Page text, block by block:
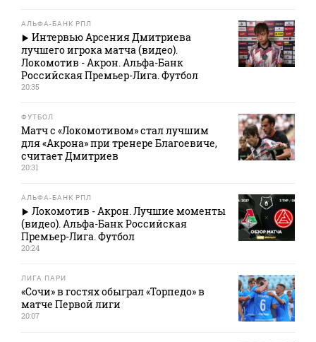
АЛЬФА-БАНК РПЛ
Интервью Арсения Дмитриева
лучшего игрока матча (видео).
Локомотив - Акрон. Альфа-Банк
Российская Премьер-Лига. Футбол
20:35
ФУТБОЛ
Матч с «Локомотивом» стал лучшим
для «Акрона» при тренере Благоевиче,
считает Дмитриев
20:31
АЛЬФА-БАНК РПЛ
Локомотив - Акрон. Лучшие моменты
(видео). Альфа-Банк Российская
Премьер-Лига. Футбол
20:24
ЛИГА ПАРИ
«Сочи» в гостях обыграл «Торпедо» в
матче Первой лиги
20:07